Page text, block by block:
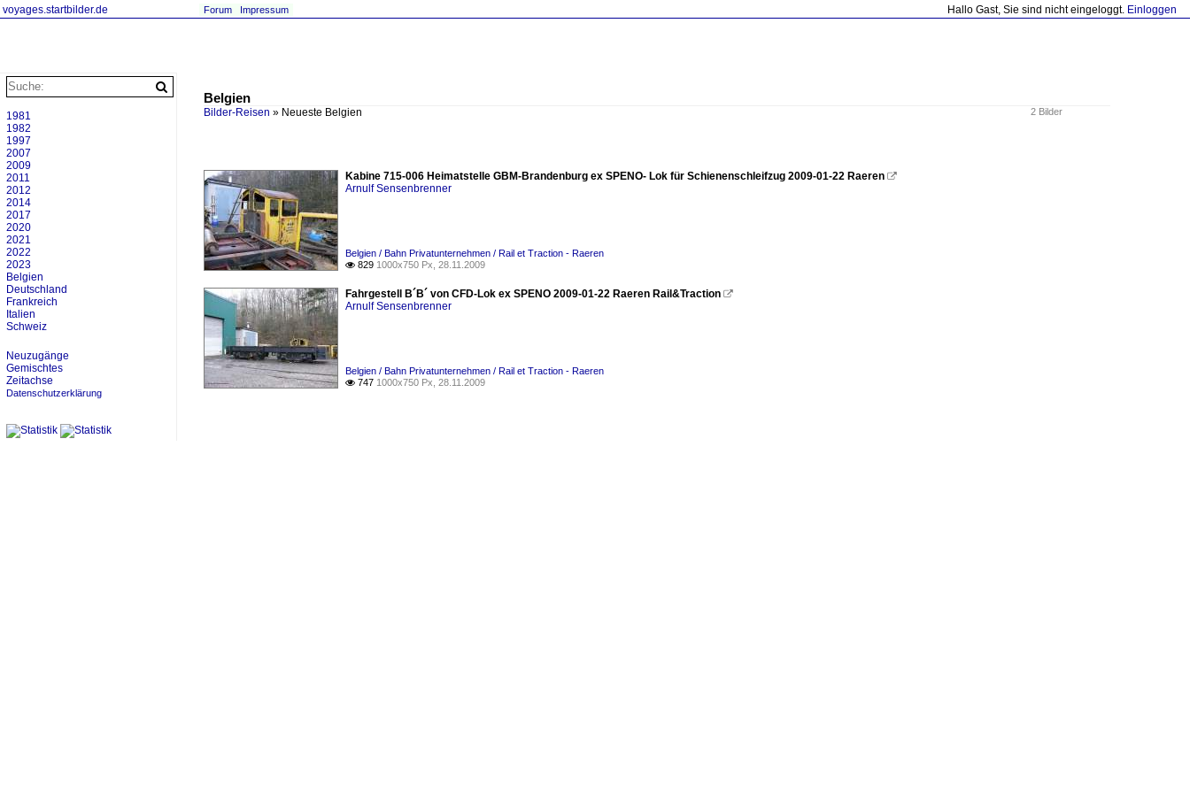
voyages.startbilder.de Hallo Gast, Sie sind nicht eingeloggt. Einloggen
Forum Impressum
Belgien
2 Bilder
Bilder-Reisen » Neueste Belgien
Kabine 715-006 Heimatstelle GBM-Brandenburg ex SPENO- Lok für Schienenschleifzug 2009-01-22 Raeren 
Arnulf Sensenbrenner
Belgien / Bahn Privatunternehmen / Rail et Traction - Raeren
 829 1000x750 Px, 28.11.2009
Fahrgestell B´B´ von CFD-Lok ex SPENO 2009-01-22 Raeren Rail&Traction 
Arnulf Sensenbrenner
Belgien / Bahn Privatunternehmen / Rail et Traction - Raeren
 747 1000x750 Px, 28.11.2009
1981
1982
1997
2007
2009
2011
2012
2014
2017
2020
2021
2022
2023
Belgien
Deutschland
Frankreich
Italien
Schweiz
Neuzugänge
Gemischtes
Zeitachse
Datenschutzerklärung